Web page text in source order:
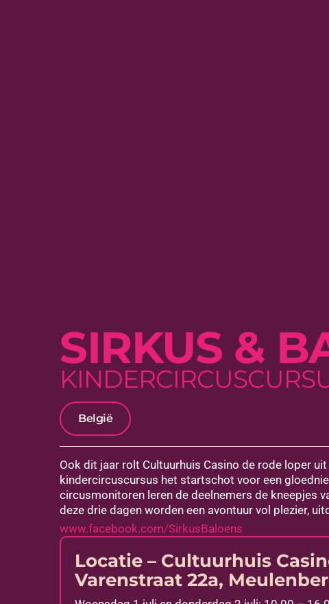
SIRKUS &
België
Ook dit jaar rolt Cultuurhuis Casino de rode loper
kindercircuscursus het startschot voor een
circusmonitoren leren de deelnemers de kneepjes
deze drie dagen worden een avontuur vol plezier,
www.facebook.com/SirkusBaloens
Locatie – Cultuurhuis
Varenstraat 22a,